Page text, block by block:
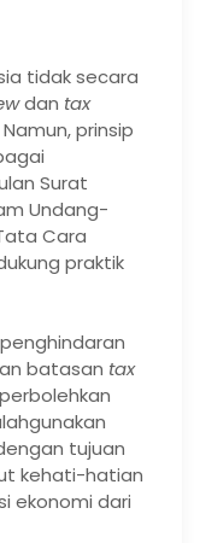
tidak secara
dan tax
prinsip
Surat
Undang-
Cara
praktik
batasan tax
tujuan
kehati-hatian
ekonomi dari